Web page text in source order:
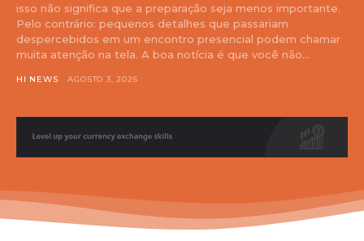
isso não significa que a preparação seja menos importante.
Pelo contrário: pequenos detalhes que passariam
despercebidos em um encontro presencial podem chamar
muita atenção na tela. A boa notícia é que você não...
HI NEWS AGOSTO 3, 2026